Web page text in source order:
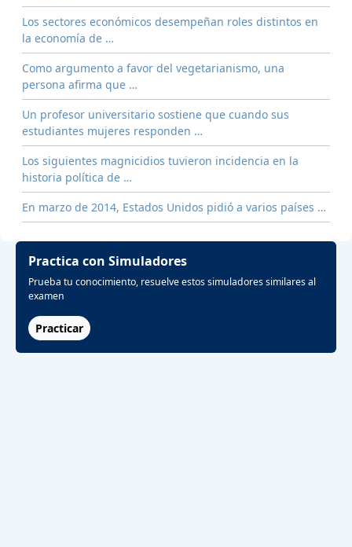
Los sectores económicos desempeñan roles distintos en
la economía de …
Como argumento a favor del vegetarianismo, una
persona afirma que …
Un profesor universitario sostiene que cuando sus
estudiantes mujeres responden …
Los siguientes magnicidios tuvieron incidencia en la
historia política de …
En marzo de 2014, Estados Unidos pidió a varios países …
Practica con Simuladores
Prueba tu conocimiento, resuelve estos simuladores similares al
examen
Practicar